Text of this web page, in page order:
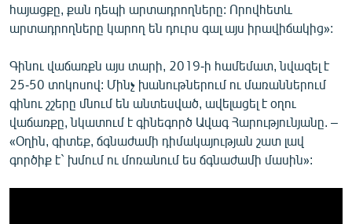
հայացքը, քան դեպի արտադրողները: Որովհետև
արտադրողները կարող են դուրս գալ այս իրավիճակից»:
Գինու վաճառքն այս տարի, 2019-ի համեմատ, նվազել է
25-50 տոկոսով: Մինչ խանութներում ու մառաններում
գինու շշերը մնում են անտեսված, ավելացել է օղու
վաճառքը, նկատում է գինեգործ Ավագ Հարությունյանը. –
«Օղին, գիտեք, ճգնաժամի դիմակայության շատ լավ
գործիք է` խմում ու մոռանում ես ճգնաժամի մասին»: